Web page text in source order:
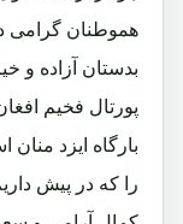
هموطنان گرامی
بدستان آزاده و
پورتال فخیم
بارگاه ایزد
را که در پیش